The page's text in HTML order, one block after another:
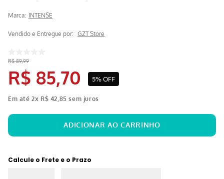
Marca: INTENSE
Vendido e Entregue por: GZT Store
R$ 89,99
R$ 85,70 5%OFF
Em até2x R$ 42 85 sem juros
Calcule o Frete e o Prazo